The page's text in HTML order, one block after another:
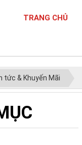
TRANG CHỦ
tức & Khuyến Mãi